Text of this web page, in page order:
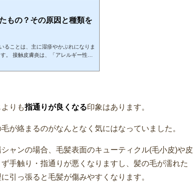
もの？その原因と種類を
ることは、主に湿疹やかぶれになりま
。 接触皮膚炎は、「アレルギー性」
膚炎と呼ばれています。ちなみに接触
りも指通りが良くなる印象はあります。
が絡まるのがなんとなく気にはなっていました。
ャンの場合、毛髪表面のキューティクル(毛小皮)や皮
手触り・指通りが悪くなりますし、髪の毛が濡れた
引っ張ると毛髪が傷みやすくなります。